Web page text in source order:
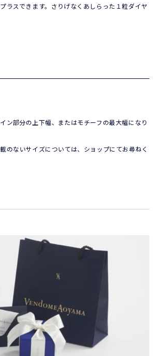
ラスできます。さりげなくあしらった１粒ダイヤ
ン部分の上下幅、またはモチーフの最大幅になり
のないサイズについては、ショップにてお尋ねく